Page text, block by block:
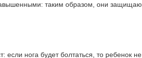
таким образом, они
нога будет болтаться, то ребенок